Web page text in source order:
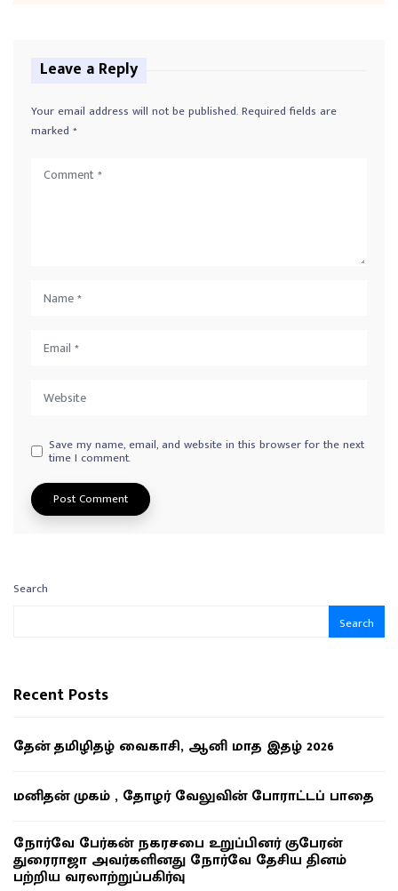
Leave a Reply
Your email address will not be published.Required fields are
marked *
Save my name, email, and website in this browser for the next
time I comment.
Search
Search
Recent Posts
தேன் தமிழிதழ் வைகாசி, ஆனி மாத இதழ் 2026
மனிதன் முகம் , தோழர் வேலுவின் போராட்டப் பாதை
நோர்வே பேர்கன் நகரசபை உறுப்பினர் குபேரன்
துரைராஜா அவர்களினது நோர்வே தேசிய தினம்
பற்றிய வரலாற்றுப்பகிர்வு